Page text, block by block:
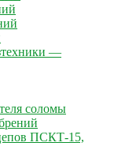
—
соломы
ПСКТ-15,